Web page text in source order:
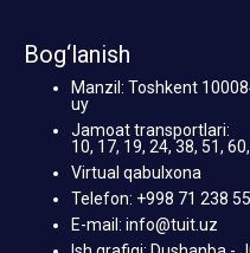
Bog‘lanish
Manzil: Toshkent
uy
Jamoat transportlari:
10, 17, 19, 24, 38, 51,
Virtual qabulxona
Telefon: +998 71 238
E-mail: info@tuit.uz